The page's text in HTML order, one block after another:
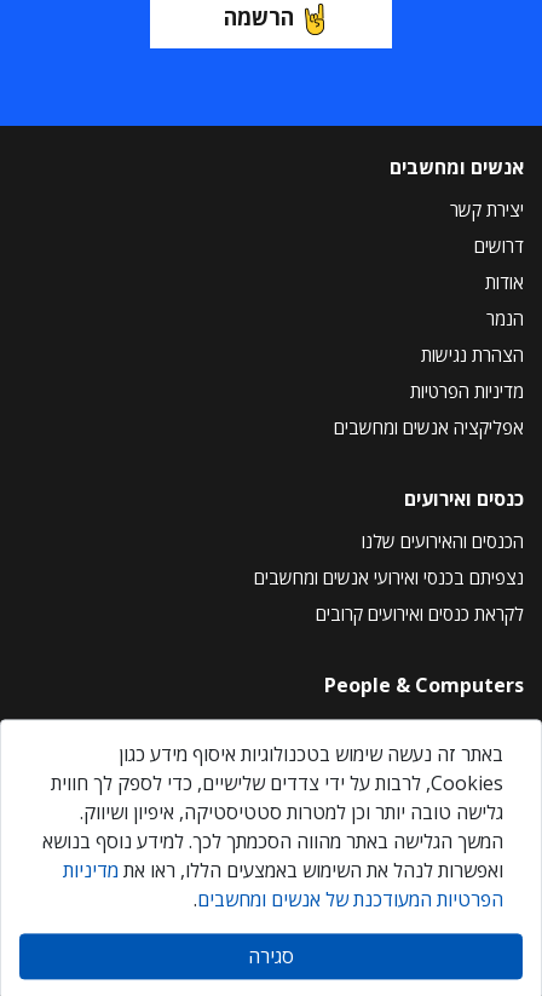
הרשמה
אנשים ומחשבים
יצירת קשר
דרושים
אודות
הנמר
הצהרת נגישות
מדיניות הפרטיות
אפליקציה אנשים ומחשבים
כנסים ואירועים
הכנסים והאירועים שלנו
נצפיתם בכנסי ואירועי אנשים ומחשבים
לקראת כנסים ואירועים קרובים
People & Computers
About Us
Privacy Policy
Contact Us
Our Events
אנשים ומחשבים © 2026 – כל הזכויות שמורות
באתר זה נעשה שימוש בטכנולוגיות איסוף מידע כגון
Cookies, לרבות על ידי צדדים שלישיים, כדי לספק לך חווית
גלישה טובה יותר וכן למטרות סטטיסטיקה, איפיון ושיווק.
המשך הגלישה באתר מהווה הסכמתך לכך. למידע נוסף בנושא
ואפשרות לנהל את השימוש באמצעים הללו, ראו את מדיניות
הפרטיות המעודכנת של אנשים ומחשבים.
סגירה